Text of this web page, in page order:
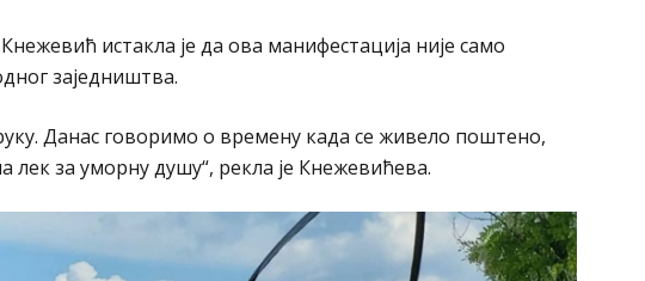
истакла је да ова манифестација није само
заједништва.
Данас говоримо о времену када се живело поштено,
за уморну душу“, рекла је Кнежевићева.